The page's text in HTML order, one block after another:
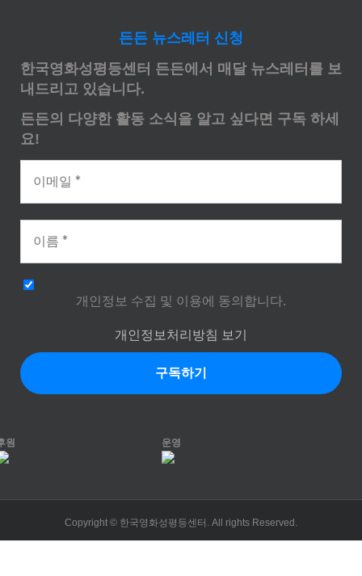
든든 뉴스레터 신청
한국영화성평등센터 든든에서 매달 뉴스레터를 보
내드리고 있습니다.
든든의 다양한 활동 소식을 알고 싶다면 구독 하세
요!
개인정보 수집 및 이용에 동의합니다.
개인정보처리방침 보기
운영
원
Copyright © 한국영화성평등센터. All rights Reserved.